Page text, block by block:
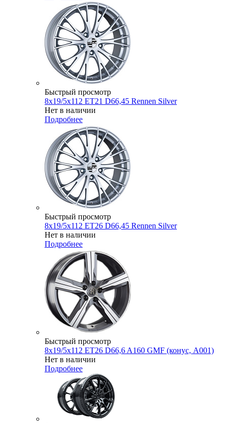
Быстрый просмотр
8x19/5x112 ET21 D66,45 Rennen Silver
Нет в наличии
Подробнее
Быстрый просмотр
8x19/5x112 ET26 D66,45 Rennen Silver
Нет в наличии
Подробнее
Быстрый просмотр
8x19/5x112 ET26 D66,6 A160 GMF (конус, A001)
Нет в наличии
Подробнее